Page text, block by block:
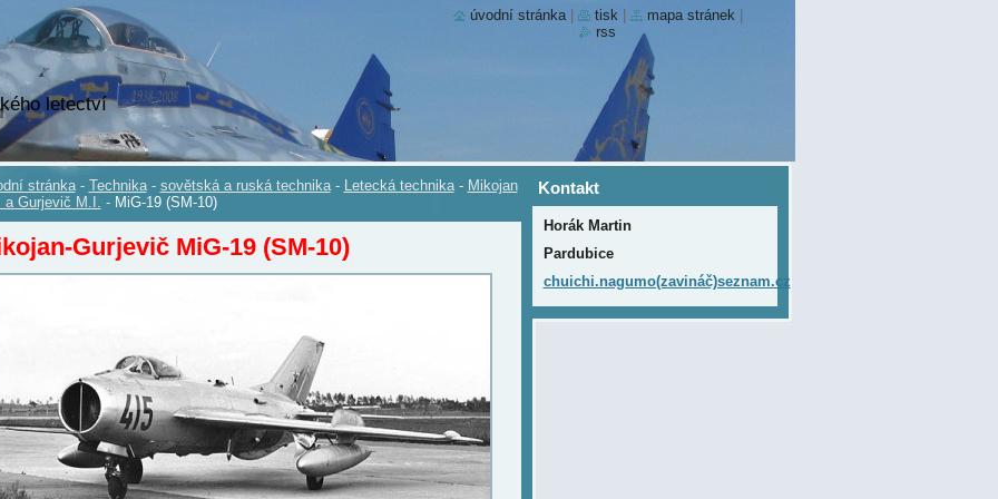
letectví
stránka - Technika - sovětská a ruská technika - Letecká technika - Mikojan
a Gurjevič M.I. - MiG-19 (SM-10)
Gurjevič MiG-19 (SM-10)
Kontakt
Horák Martin
Pardubice
chuichi.nagumo(zavináč)seznam.cz
úvodní stránka tisk mapa stránek
rss